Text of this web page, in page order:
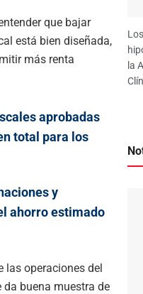
que bajar
está bien diseñada,
más renta
aprobadas
total para los
y
ahorro estimado
las operaciones del
da buena muestra de
la